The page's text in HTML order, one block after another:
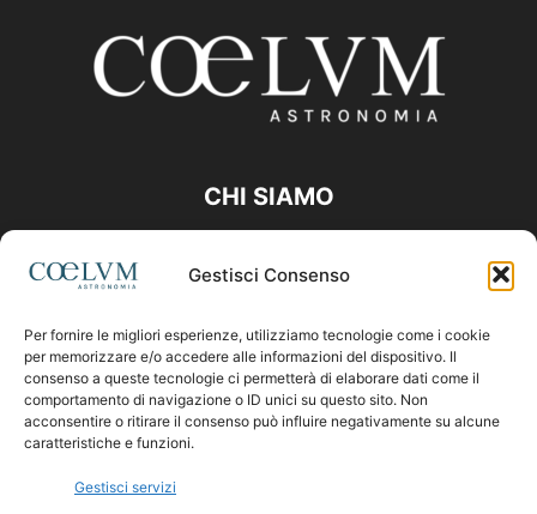
Gestisci Consenso
Per fornire le migliori esperienze, utilizziamo tecnologie come i cookie
per memorizzare e/o accedere alle informazioni del dispositivo. Il
consenso a queste tecnologie ci permetterà di elaborare dati come il
comportamento di navigazione o ID unici su questo sito. Non
acconsentire o ritirare il consenso può influire negativamente su alcune
caratteristiche e funzioni.
Gestisci servizi
CHI SIAMO
Contattaci:coelumastro@coelum.com
SEGUICI